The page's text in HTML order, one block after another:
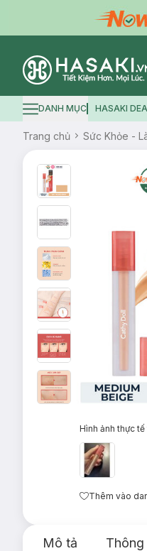
Logo
Hamburger icon
DANH MỤC HASAKI
Trang chủ Sức Khỏe -
Hình ảnh thực
Thêm vào
Mô tả Thông